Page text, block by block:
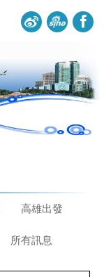
高雄出發
所有訊息